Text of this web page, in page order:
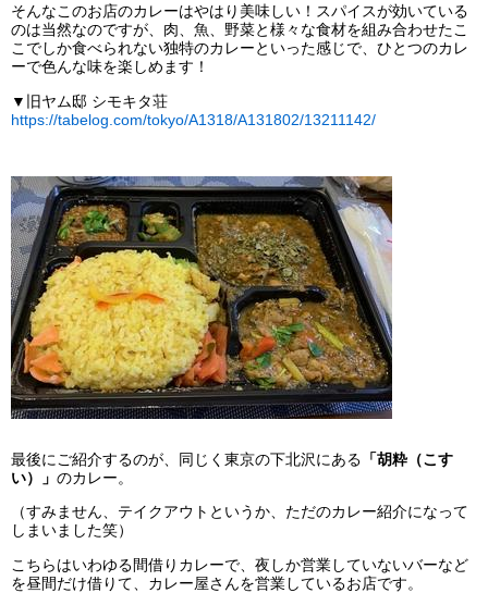
そんなこのお店のカレーはやはり美味しい！スパイスが効いている
のは当然なのですが、肉、魚、野菜と様々な食材を組み合わせたこ
こでしか食べられない独特のカレーといった感じで、ひとつのカレ
ーで色んな味を楽しめます！
▼旧ヤム邸 シモキタ荘
https://tabelog.com/tokyo/A1318/A131802/13211142/
最後にご紹介するのが、同じく東京の下北沢にある 「胡粋（こす
い）」 のカレー。
（すみません、テイクアウトというか、ただのカレー紹介になって
しまいました笑）
こちらはいわゆる間借りカレーで、夜しか営業していないバーなど
を昼間だけ借りて、カレー屋さんを営業しているお店です。